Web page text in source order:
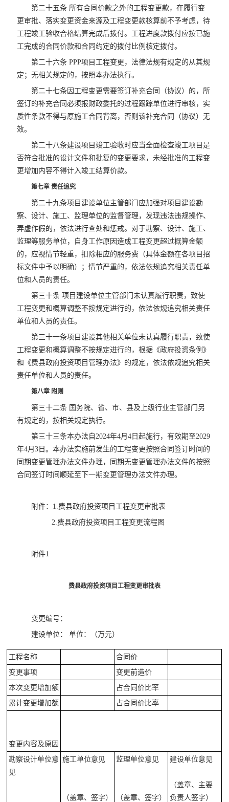
第二十五条 所有合同价款之外的工程变更款，在履行变
更审批、落实变更资金来源及工程变更款核算前不予考虑，待
工程竣工验收合格结算完成后拨付。工程进度款拨付应按已施
工完成的合同价款和合同约定的拨付比例核定拨付。
第二十六条 PPP项目工程变更，法律法规有规定的从其规
定；无相关规定的，按照本办法执行。
第二十七条因工程变更需要签订补充合同（协议）的，所
签订的补充合同必须报财政委托的过程跟踪单位进行审核，实
质性条款不得与原施工合同背离，否则该补充合同（协议）无
效。
第二十八条建设项目竣工验收时应当全面检查竣工项目是
否符合批准的设计文件和批复的变更要求，未经批准的工程变
更增加内容不得计入竣工结算价款。
第七章 责任追究
第二十九条项目建设单位主管部门应加强对项目建设勘
察、设计、施工、监理单位的监督管理，发现违法违规操作、
弄虚作假的，依法进行查处和惩戒。对于勘察、设计、施工、
监理等服务单位，自身工作原因造成工程变更超过概算金额
的，应视情节轻重，扣除相应的服务费（具体金额在各项目招
标文件中予以明确）；情节严重的，依法依规追究相关责任单
位和人员的责任。
第三十条 项目建设单位主管部门未认真履行职责，致使
工程变更和概算调整不按规定进行的，依法依规追究相关责任
单位和人员的责任。
第三十一条项目建设其他相关单位未认真履行职责，致使
工程变更和概算调整不按规定进行的，根据《政府投资条例》
和《费县政府投资项目管理办法》的规定，依法依规追究相关
责任单位和人员的责任。
第八章 附则
第三十二条 国务院、省、市、县及上级行业主管部门另
有规定的，按相关规定执行。
第三十三条本办法自2024年4月4日起施行，有效期至2029
年4月3日。本办法实施前发生的工程变更按照合同签订时间的
同期变更管理办法文件办理，同期无变更管理办法文件的按照
合同签订时间顺延至下一期变更管理办法文件办理。
附件：1.费县政府投资项目工程变更审批表
2.费县政府投资项目工程变更流程图
附件1
费县政府投资项目工程变更审批表
变更编号：
建设单位： 单位：（万元）
工程名称
合同价
变更事项
变更前造价
本次变更增加额
占合同价比率
累计变更增加额
占合同价比率
变更内容及原因
勘察设计单位意
见
施工单位意见
（盖章、签字）
监理单位意见
（盖章、签字）
建设单位意见
（盖章、主要
负责人签字）